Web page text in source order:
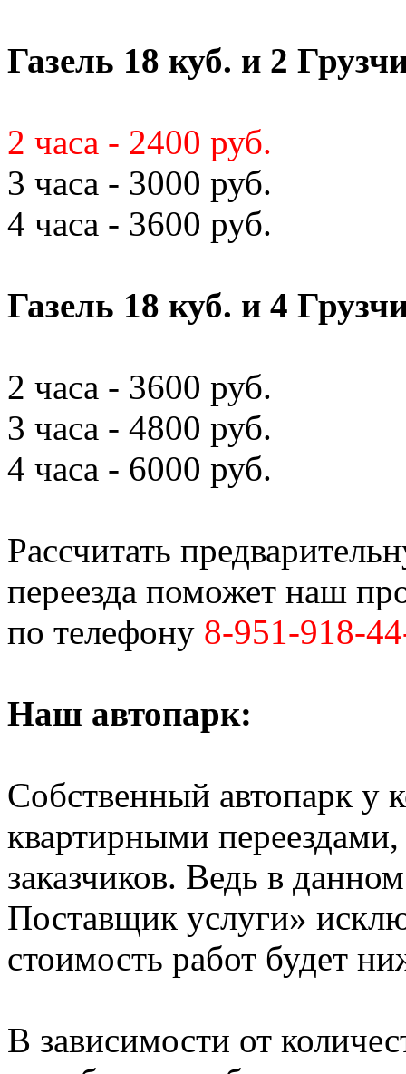
Газель 18 куб. и 2
2 часа - 2400 руб.
3 часа - 3000 руб.
4 часа - 3600 руб.
Газель 18 куб. и 4
2 часа - 3600 руб.
3 часа - 4800 руб.
4 часа - 6000 руб.
Рассчитать
переезда поможет наш
по телефону 8-951-918-
Наш автопарк:
Собственный автопарк у
квартирными
заказчиков. Ведь в
Поставщик услуги»
стоимость работ будет
В зависимости от